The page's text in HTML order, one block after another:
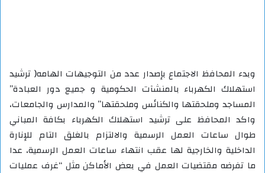
وبدء المحافظ الاجتماع بإصدار عدد من التوجيهات الهامه( ترشيد
استهلاك الكهرباء بالمنشآت الحكومية و جميع دور العبادة”
المساجد وملحقتها والكنائس وملحقتها” والمدارس والجامعات،
واكد المحافظ على ترشيد استهلاك الكهرباء بكافة المباني
طوال ساعات العمل الرسمية والالتزام بالغلق التام للإنارة
الداخلية والخارجية لها عقب انتهاء ساعات العمل الرسمية، عدا
ما تفرضه مقتضيات العمل في بعض الأماكن مثل “غرف عمليات